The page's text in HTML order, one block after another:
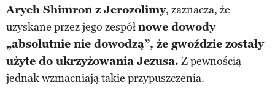
Aryeh Shimron z Jerozolimy, zaznacza, że
uzyskane przez jego zespółnowe dowody
„absolutnie nie dowodzą”, że gwoździe zostały
użyte do ukrzyżowania Jezusa. Z pewnością
jednak wzmacniają takie przypuszczenia.